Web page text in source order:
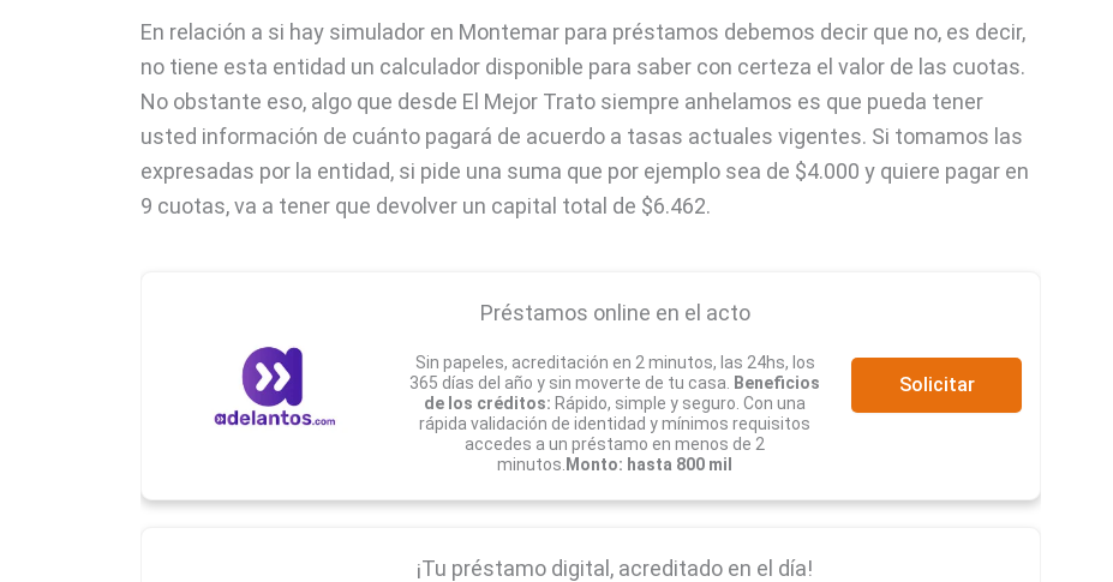
En relación a si hay simulador en Montemar para préstamos debemos decir que no, es decir,
no tiene esta entidad un calculador disponible para saber con certeza el valor de las cuotas.
No obstante eso, algo que desde El Mejor Trato siempre anhelamos es que pueda tener
usted información de cuánto pagará de acuerdo a tasas actuales vigentes. Si tomamos las
expresadas por la entidad, si pide una suma que por ejemplo sea de $4.000 y quiere pagar en
9 cuotas, va a tener que devolver un capital total de $6.462.
Préstamos online en el acto
Sin papeles, acreditación en 2 minutos, las 24hs, los
365 días del año y sin moverte de tu casa.
Beneficios
de los créditos: Rápido, simple y seguro. Con una
rápida validación de identidad y mínimos requisitos
accedes a un préstamo en menos de 2
minutos. Monto: hasta 800 mil
Solicitar
¡Tu préstamo digital, acreditado en el día!